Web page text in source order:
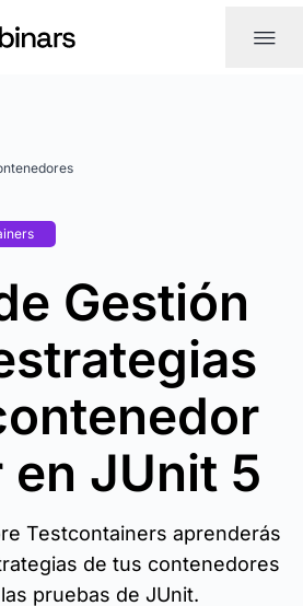
|||
Gestión
en JUnit 5
Testcontainers aprenderás
de tus contenedores
pruebas de JUnit.